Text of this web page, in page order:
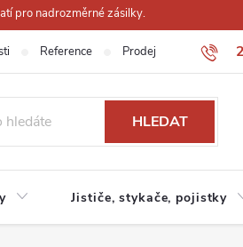
pro nadrozměrné zásilky.
Reference Prodejna
HLEDAT
Jističe, stykače, pojistky